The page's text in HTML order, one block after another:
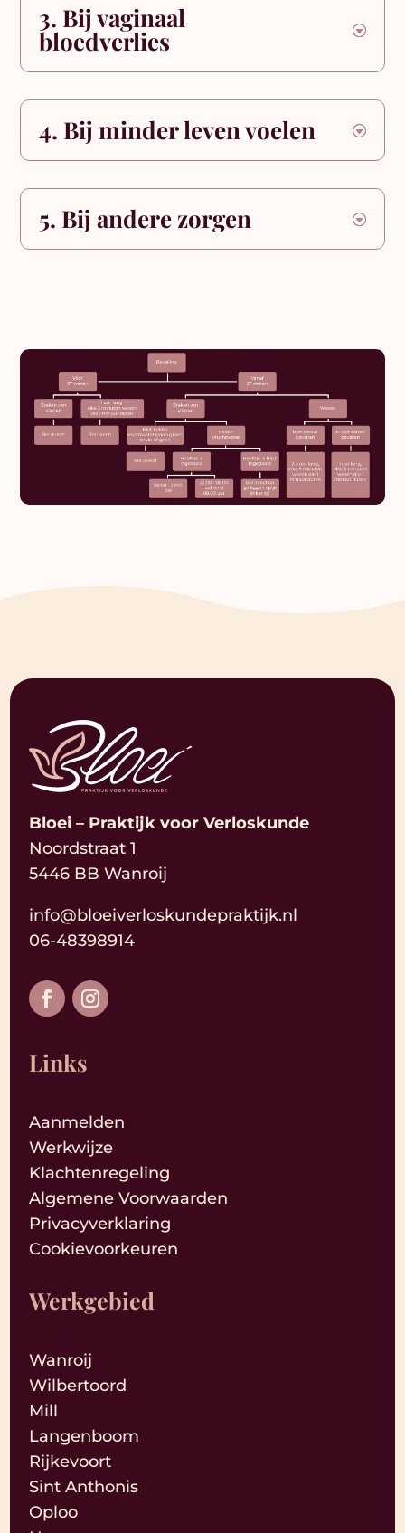
3. Bij vaginaal
bloedverlies
4. Bij minder leven voelen
5. Bij andere zorgen
Bloei – Praktijk voor Verloskunde
Noordstraat 1
5446 BB Wanroij
info@bloeiverloskundepraktijk.nl
06-48398914
Links
Aanmelden
Werkwijze
Klachtenregeling
Algemene Voorwaarden
Privacyverklaring
Cookievoorkeuren
Werkgebied
Wanroij
Wilbertoord
Mill
Langenboom
Rijkevoort
Sint Anthonis
Oploo